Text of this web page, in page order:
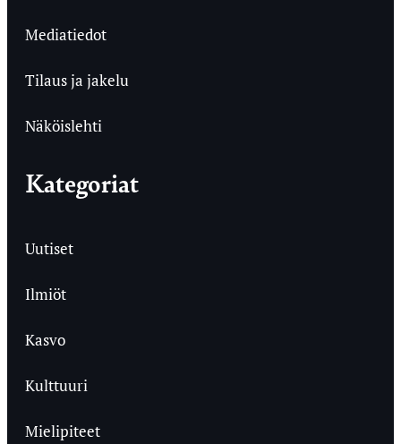
Mediatiedot
Tilaus ja jakelu
Näköislehti
Kategoriat
Uutiset
Ilmiöt
Kasvo
Kulttuuri
Mielipiteet